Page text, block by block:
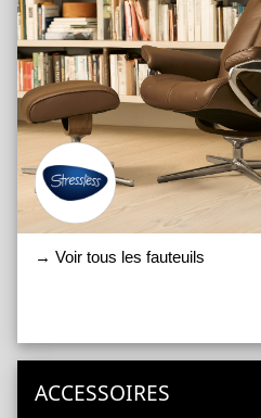
→ Voir tous les fauteuils
ACCESSOIRES